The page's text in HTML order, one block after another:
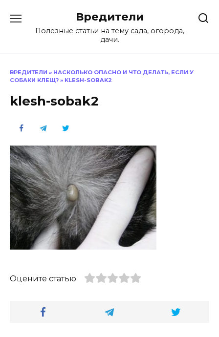
содержанию
Вредители
Полезные статьи на тему сада, огорода,
дачи.
ВРЕДИТЕЛИ » НАСКОЛЬКО ОПАСНО И ЧТО ДЕЛАТЬ, ЕСЛИ У
СОБАКИ КЛЕЩ? » KLESH-SOBAK2
klesh-sobak2
Оцените статью